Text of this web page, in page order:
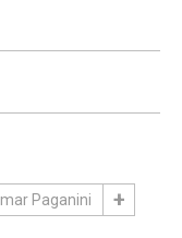
Paganini